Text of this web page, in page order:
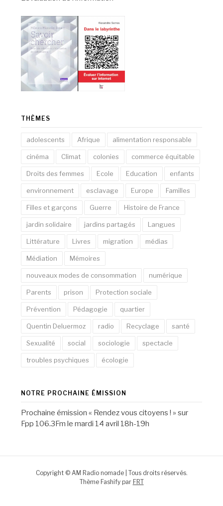
THÈMES
adolescents Afrique alimentation responsable
cinéma Climat colonies commerce équitable
Droits des femmes Ecole Education enfants
environnement esclavage Europe Familles
Filles et garçons Guerre Histoire de France
jardin solidaire jardins partagés Langues
Littérature Livres migration médias
Médiation Mémoires
nouveaux modes de consommation numérique
Parents prison Protection sociale
Prévention Pédagogie quartier
Quentin Deluermoz radio Recyclage santé
Sexualité social sociologie spectacle
troubles psychiques écologie
NOTRE PROCHAINE ÉMISSION
Prochaine émission « Rendez vous citoyens ! » sur
Fpp 106.3Fm le mardi 14 avril 18h-19h
Copyright © AM Radio nomade | Tous droits réservés.
Thème Fashify par FRT